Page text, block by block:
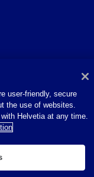
user-friendly, secure
the use of websites.
Helvetia at any time.